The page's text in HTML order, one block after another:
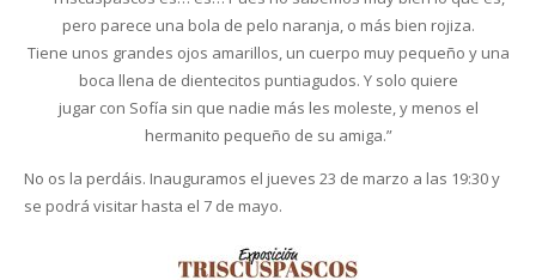
pero parece una bola de pelo naranja, o más bien rojiza.
Tiene unos grandes ojos amarillos, un cuerpo muy pequeño y una
boca llena de dientecitos puntiagudos. Y solo quiere
jugar con Sofía sin que nadie más les moleste, y menos el
hermanito pequeño de su amiga.”
No os la perdáis. Inauguramos el jueves 23 de marzo a las 19:30 y
se podrá visitar hasta el 7 de mayo.